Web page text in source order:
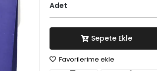
Adet
Sepete Ekle
Favorilerime ekle